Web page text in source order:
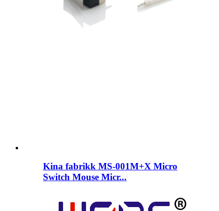
Kina fabrikk MS-001M+X Micro
Switch Mouse Micr...